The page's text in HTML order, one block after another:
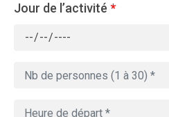
Jour de l’activité *